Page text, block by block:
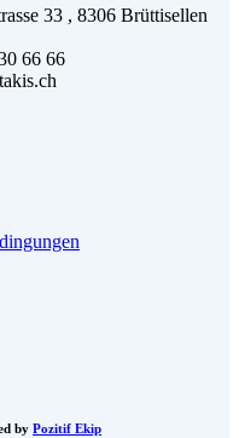
33 , 8306 Brüttisellen
66 66
by Pozitif Ekip